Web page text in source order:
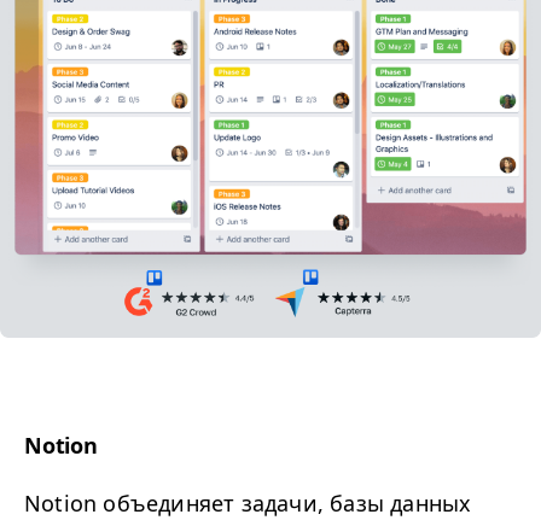
Notion
Notion объединяет задачи, базы данных